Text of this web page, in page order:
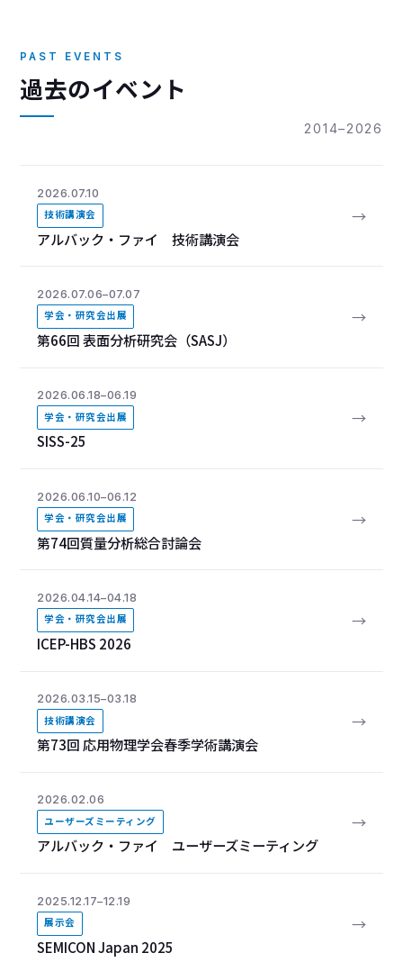
PAST EVENTS
過去のイベント
2014–2026
2026.07.10
技術講演会
アルバック・ファイ 技術講演会
→
2026.07.06–07.07
学会・研究会出展
第66回 表面分析研究会（SASJ）
→
2026.06.18–06.19
学会・研究会出展
SISS-25
→
2026.06.10–06.12
学会・研究会出展
第74回質量分析総合討論会
→
2026.04.14–04.18
学会・研究会出展
ICEP-HBS 2026
→
2026.03.15–03.18
技術講演会
第73回 応用物理学会春季学術講演会
→
2026.02.06
ユーザーズミーティング
アルバック・ファイ ユーザーズミーティング
→
2025.12.17–12.19
展示会
SEMICON Japan 2025
→